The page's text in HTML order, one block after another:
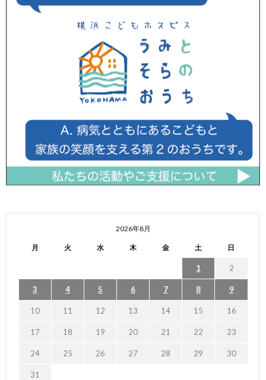
2026年8月
月 火 水 木 金 土 日
1 2
3 4 5 6 7 8 9
10 11 12 13 14 15 16
17 18 19 20 21 22 23
24 25 26 27 28 29 30
31